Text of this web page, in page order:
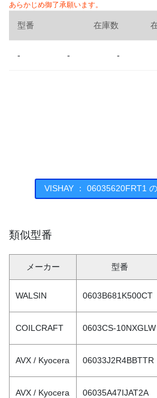
あらかじめ御了承願います。
型番 在庫数
- - -
VISHAY ： 06035620FRT1
類似型番
メーカー 型番
WALSIN 0603B681K500CT
COILCRAFT 0603CS-10NXGLW
AVX / Kyocera 06033J2R4BBTTR
AVX / Kyocera 06035A47IJAT2A